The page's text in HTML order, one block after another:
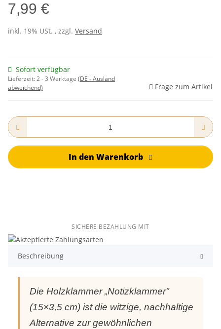
7,99 €
inkl. 19% USt. , zzgl. Versand
Sofort verfügbar
Lieferzeit:2 - 3 Werktage (DE - Ausland
abweichend)
Frage zum Artikel
In den Warenkorb
SICHERE BEZAHLUNG MIT
Beschreibung
Die Holzklammer „Notizklammer"
(15×3,5 cm) ist die witzige, nachhaltige
Alternative zur gewöhnlichen